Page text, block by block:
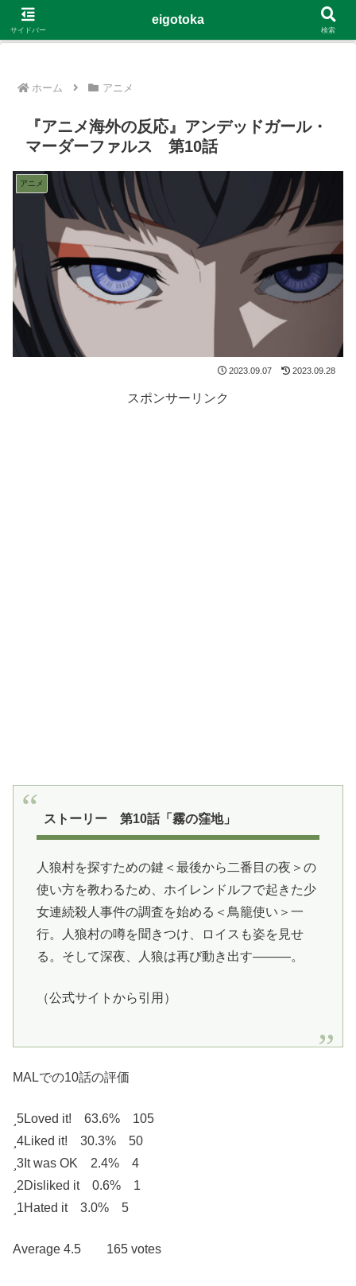
G-4Y8348WE8B
ホーム アニメ
『アニメ海外の反応』アンデッドガール・
マーダーファルス 第10話
アニメ
2023.09.07 2023.09.28
スポンサーリンク
ストーリー 第10話「霧の窪地」
人狼村を探すための鍵＜最後から二番目の夜＞の
使い方を教わるため、ホイレンドルフで起きた少
女連続殺人事件の調査を始める＜鳥籠使い＞一
行。人狼村の噂を聞きつけ、ロイスも姿を見せ
る。そして深夜、人狼は再び動き出す―――。
（公式サイトから引用）
MALでの10話の評価
5Loved it! 63.6% 105
4Liked it! 30.3% 50
3 It was OK 2.4% 4
2Disliked it 0.6% 1
1Hated it 3.0% 5
Average 4.5 165 votes
サイドバー
eigotoka
検索